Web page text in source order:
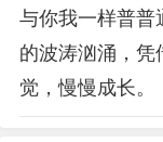
与你我一样普普
的波涛汹涌，凭
觉，慢慢成长。